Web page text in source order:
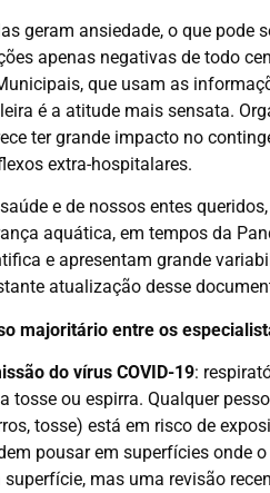
ansiedade, o que pode
apenas negativas de todo
que usam as
é a atitude mais sensata.
ter grande impacto no
extra-hospitalares.
e de nossos entes
aquática, em tempos da
e apresentam grande
atualização desse
majoritário entre os
do vírus COVID-19:
tosse ou espirra. Qualquer
tosse) está em risco de
pousar em superfícies onde
mas uma revisão